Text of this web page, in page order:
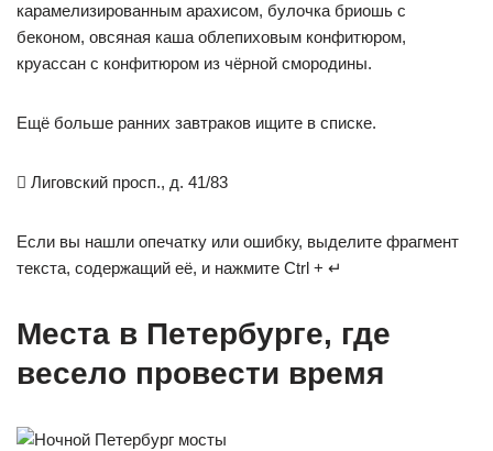
карамелизированным арахисом, булочка бриошь с
беконом, овсяная каша облепиховым конфитюром,
круассан с конфитюром из чёрной смородины.
Ещё больше ранних завтраков ищите в списке.
 Лиговский просп., д. 41/83
Если вы нашли опечатку или ошибку, выделите фрагмент
текста, содержащий её, и нажмите Ctrl + ↵
Места в Петербурге, где
весело провести время